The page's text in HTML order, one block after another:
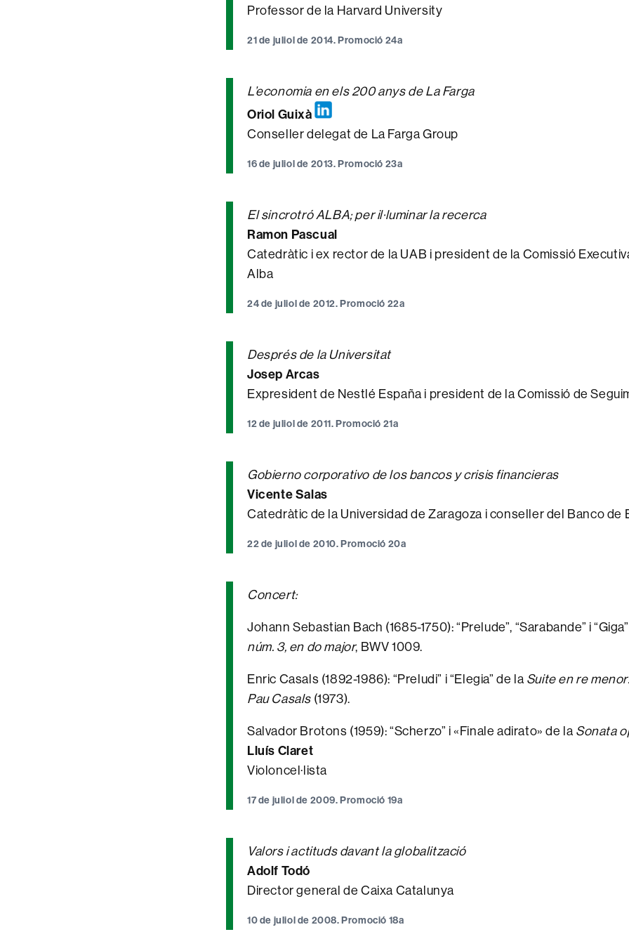
Professor de la Harvard University
21 de juliol de 2014. Promoció 24a
L’economia en els 200 anys de La Farga
Oriol Guixà
Conseller delegat de La Farga Group
16 de juliol de 2013. Promoció 23a
El sincrotró ALBA; per il·luminar la recerca
Ramon Pascual
Catedràtic i ex rector de la UAB i president de la Comissió
Alba
24 de juliol de 2012. Promoció 22a
Després de la Universitat
Josep Arcas
Expresident de Nestlé España i president de la Comissió de
12 de juliol de 2011. Promoció 21a
Gobierno corporativo de los bancos y crisis financieras
Vicente Salas
Catedràtic de la Universidad de Zaragoza i conseller del Banco de
22 de juliol de 2010. Promoció 20a
Concert:
Johann Sebastian Bach (1685-1750): “Prelude”, “Sarabande” i
núm. 3, en do major, BWV 1009.
Enric Casals (1892-1986): “Preludi” i “Elegia” de la Suiteen re
Pau Casals (1973).
Salvador Brotons (1959): “Scherzo” i «Finale adirato» de la Sonata
Lluís Claret
Violoncel·lista
17 de juliol de 2009. Promoció 19a
Valors i actituds davant la globalització
Adolf Todó
Director general de Caixa Catalunya
10 de juliol de 2008. Promoció 18a